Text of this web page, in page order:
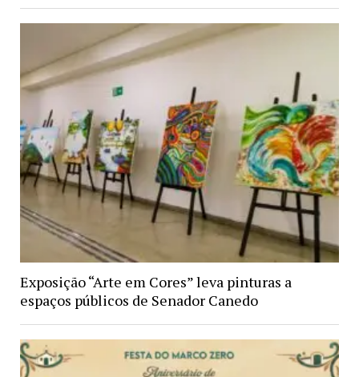
Exposição “Arte em Cores” leva pinturas a
espaços públicos de Senador Canedo